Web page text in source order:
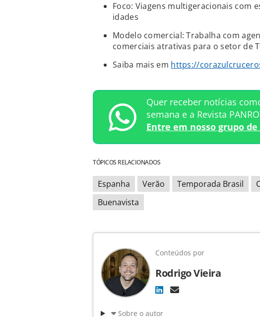
Foco: Viagens multigeracionais com
idades
Modelo comercial: Trabalha com
comerciais atrativas para o setor de
Saiba mais em https://
Quer receber notícias
semana e a Revista
Entre em nosso grupo de
TÓPICOS RELACIONADOS
Espanha Verão Temporada Brasil
Buenavista
Conteúdos por
Rodrigo Vieira
Sobre o autor